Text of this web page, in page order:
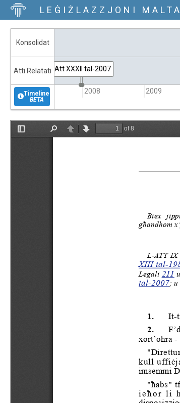
LEĠIŻLAZZJONI MALTA
Timeline
BETA
A.L. 423 tal-2007
Att XXXII tal-2007
Konsolidat
Atti Relatati
2007 2008 2009